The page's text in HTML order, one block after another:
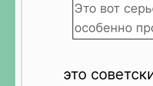
Это вот
особенно
это